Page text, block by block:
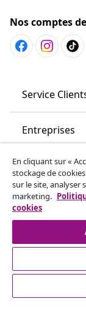
Nos comptes
Service
Entreprises
vidaXL
More
© 2008-
En cliquant sur «
stockage de
sur le site,
marketing.
cookies